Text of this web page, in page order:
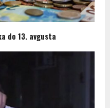
do 13. avgusta